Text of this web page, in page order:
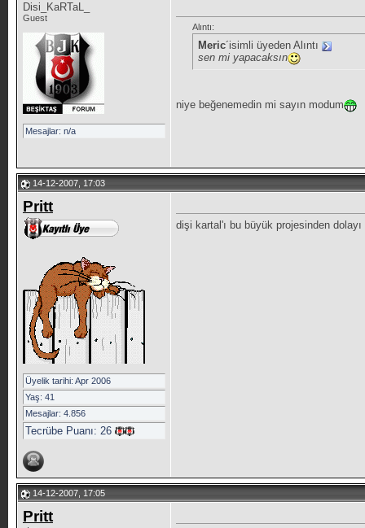
Disi_KaRTaL_
Guest
Mesajlar: n/a
Alıntı:
Meric´isimli üyeden Alıntı
sen mi yapacaksın
niye beğenemedin mi sayın modum
14-12-2007, 17:03
Pritt
Üyelik tarihi: Apr 2006
Yaş: 41
Mesajlar: 4.856
Tecrübe Puanı: 26
dişi kartal'ı bu büyük projesinden
14-12-2007, 17:05
Pritt